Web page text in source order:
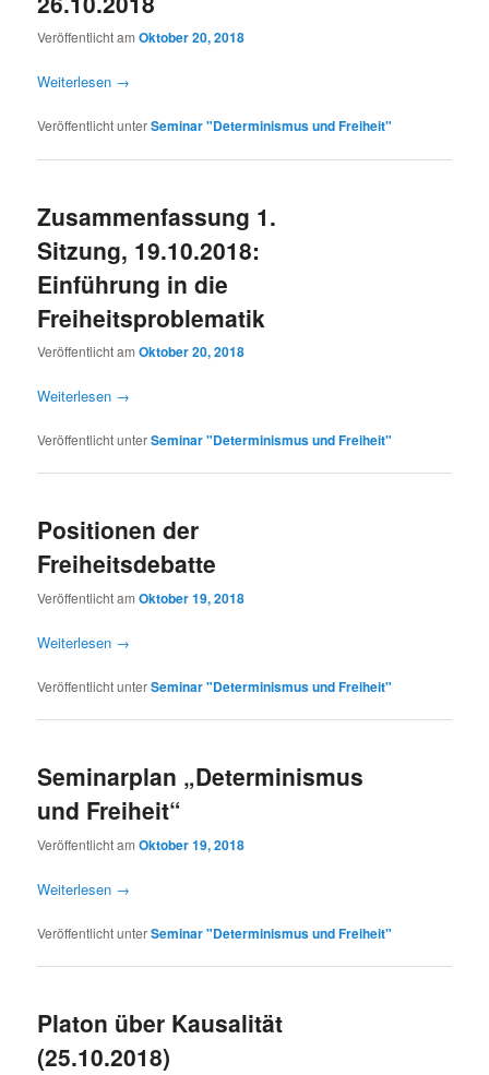
Veröffentlicht amOktober 20, 2018
Weiterlesen →
Veröffentlicht unterSeminar "Determinismus und Freiheit"
Zusammenfassung 1.
Sitzung, 19.10.2018:
Einführung in die
Freiheitsproblematik
Veröffentlicht amOktober 20, 2018
Weiterlesen →
Veröffentlicht unterSeminar "Determinismus und Freiheit"
Positionen der
Freiheitsdebatte
Veröffentlicht amOktober 19, 2018
Weiterlesen →
Veröffentlicht unterSeminar "Determinismus und Freiheit"
Seminarplan „Determinismus
und Freiheit“
Veröffentlicht amOktober 19, 2018
Weiterlesen →
Veröffentlicht unterSeminar "Determinismus und Freiheit"
Platon über Kausalität
(25.10.2018)